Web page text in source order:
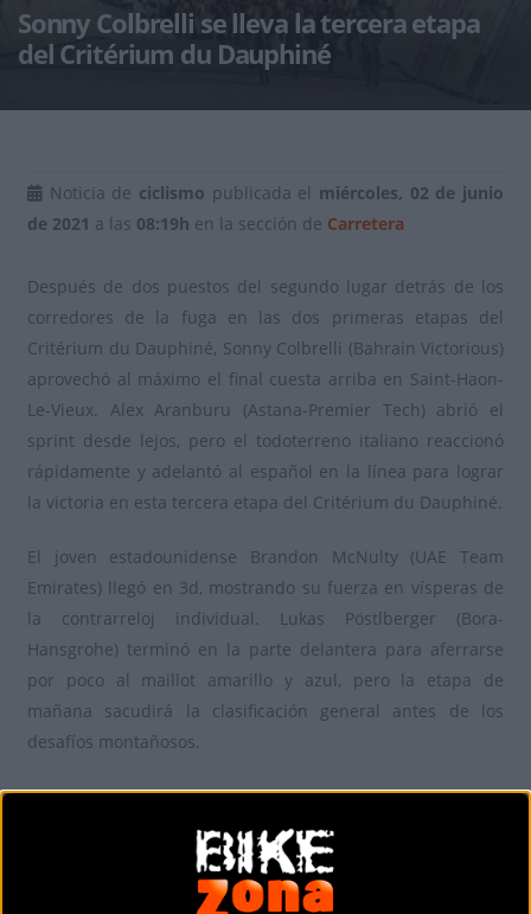
Sonny Colbrelli se lleva la tercera etapa
del Critérium du Dauphiné
Noticia de ciclismo publicada el miércoles, 02 de junio
de 2021 a las 08:19h en la sección de Carretera
Después de dos puestos del segundo lugar detrás de los
corredores de la fuga en las dos primeras etapas del
Critérium du Dauphiné, Sonny Colbrelli (Bahrain Victorious)
aprovechó al máximo el final cuesta arriba en Saint-Haon-
Le-Vieux. Alex Aranburu (Astana-Premier Tech) abrió el
sprint desde lejos, pero el todoterreno italiano reaccionó
rápidamente y adelantó al español en la línea para lograr
la victoria en esta tercera etapa del Critérium du Dauphiné.
El joven estadounidense Brandon McNulty (UAE Team
Emirates) llegó en 3d, mostrando su fuerza en vísperas de
la contrarreloj individual. Lukas Pöstlberger (Bora-
Hansgrohe) terminó en la parte delantera para aferrarse
por poco al maillot amarillo y azul, pero la etapa de
mañana sacudirá la clasificación general antes de los
desafíos montañosos.
Alex Aranburu y Alejandro Valverde tercero y cuarto
respectivamente se mantienen en lo alto de la general.
Lo mejor de la tercera etapa